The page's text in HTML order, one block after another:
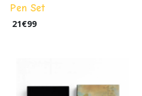
Pen Set
21€99